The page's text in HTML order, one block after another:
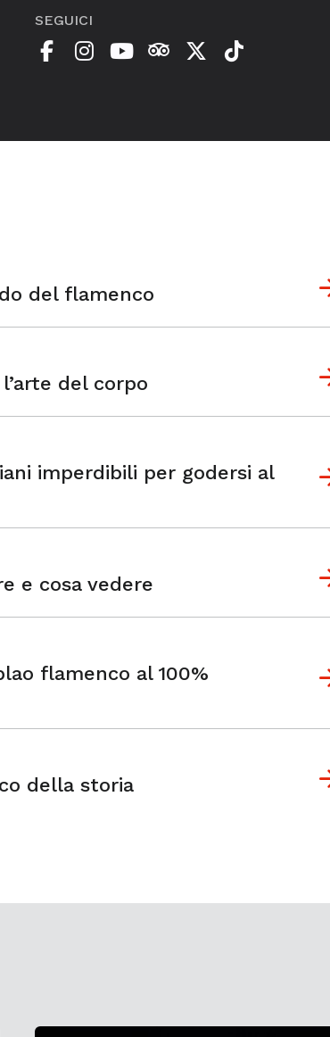
SEGUICI
del flamenco
del corpo
imperdibili per godersi al
e cosa vedere
flamenco al 100%
della storia